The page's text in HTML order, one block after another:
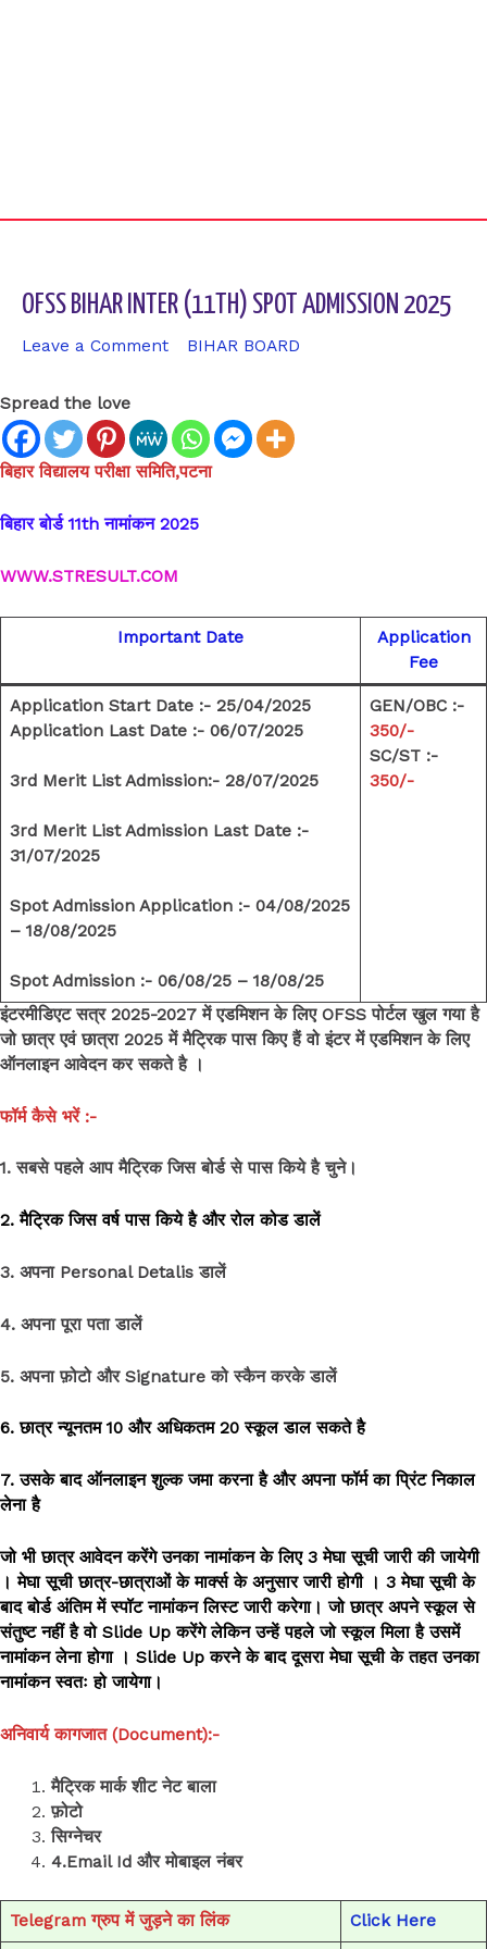
OFSS BIHAR INTER (11TH) SPOT ADMISSION 2025
Leave a Comment BIHAR BOARD
Spread the love
बिहार विद्यालय परीक्षा समिति,पटना
बिहार बोर्ड 11th नामांकन 2025
WWW.STRESULT.COM
Important Date
Application
Fee
Application Start Date :- 25/04/2025
Application Last Date :- 06/07/2025
3rd Merit List Admission:- 28/07/2025
3rd Merit List Admission Last Date :-
31/07/2025
Spot Admission Application :- 04/08/2025
– 18/08/2025
Spot Admission :- 06/08/25 – 18/08/25
GEN/OBC :-
350/-
SC/ST :-
350/-
इंटरमीडिएट सत्र 2025-2027 में एडमिशन के लिए OFSS पोर्टल खुल गया है
जो छात्र एवं छात्रा 2025 में मैट्रिक पास किए हैं वो इंटर में एडमिशन के लिए
ऑनलाइन आवेदन कर सकते है ।
फॉर्म कैसे भरें :-
1. सबसे पहले आप मैट्रिक जिस बोर्ड से पास किये है चुने।
2. मैट्रिक जिस वर्ष पास किये है और रोल कोड डालें
3. अपना Personal Detalis डालें
4. अपना पूरा पता डालें
5. अपना फ़ोटो और Signature को स्कैन करके डालें
6. छात्र न्यूनतम 10 और अधिकतम 20 स्कूल डाल सकते है
7. उसके बाद ऑनलाइन शुल्क जमा करना है और अपना फॉर्म का प्रिंट निकाल
लेना है
जो भी छात्र आवेदन करेंगे उनका नामांकन के लिए 3 मेघा सूची जारी की जायेगी
। मेघा सूची छात्र-छात्राओं के मार्क्स के अनुसार जारी होगी । 3 मेघा सूची के
बाद बोर्ड अंतिम में स्पॉट नामांकन लिस्ट जारी करेगा। जो छात्र अपने स्कूल से
संतुष्ट नहीं है वो Slide Up करेंगे लेकिन उन्हें पहले जो स्कूल मिला है उसमें
नामांकन लेना होगा । Slide Up करने के बाद दूसरा मेघा सूची के तहत उनका
नामांकन स्वतः हो जायेगा।
अनिवार्य कागजात (Document):-
मैट्रिक मार्क शीट नेट बाला
फ़ोटो
सिग्नेचर
4.Email Id और मोबाइल नंबर
Telegram ग्रुप में जुड़ने का लिंक Click Here